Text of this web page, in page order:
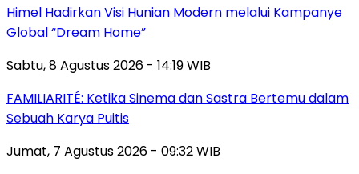
Himel Hadirkan Visi Hunian Modern melalui Kampanye
Global “Dream Home”
Sabtu, 8 Agustus 2026 - 14:19 WIB
FAMILIARITÉ: Ketika Sinema dan Sastra Bertemu dalam
Sebuah Karya Puitis
Jumat, 7 Agustus 2026 - 09:32 WIB